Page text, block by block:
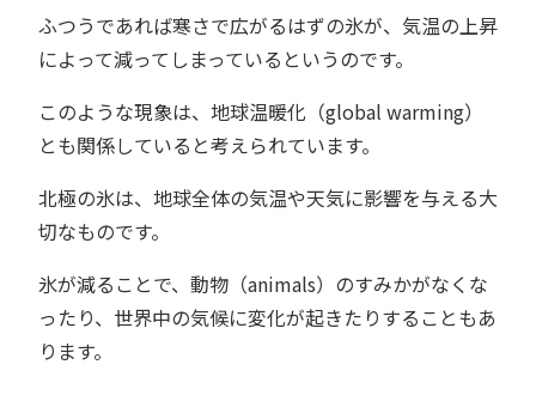
ふつうであれば寒さで広がるはずの氷が、気温の上昇
によって減ってしまっているというのです。
このような現象は、地球温暖化（global warming）
とも関係していると考えられています。
北極の氷は、地球全体の気温や天気に影響を与える大
切なものです。
氷が減ることで、動物（animals）のすみかがなくな
ったり、世界中の気候に変化が起きたりすることもあ
ります。